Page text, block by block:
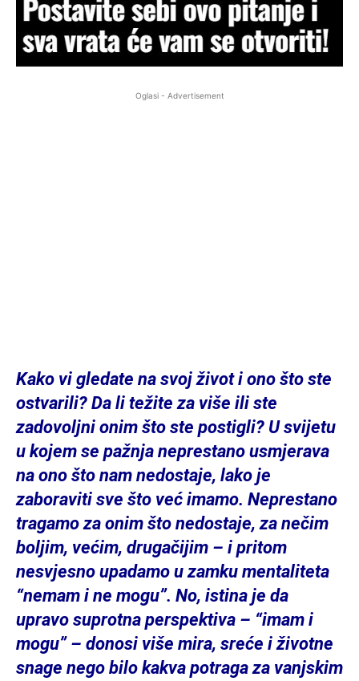
Oglasi - Advertisement
Kako vi gledate na svoj život i ono što ste
ostvarili? Da li težite za više ili ste
zadovoljni onim što ste postigli? U svijetu
u kojem se pažnja neprestano usmjerava
na ono što nam nedostaje, lako je
zaboraviti sve što već imamo. Neprestano
tragamo za onim što nedostaje, za nečim
boljim, većim, drugačijim – i pritom
nesvjesno upadamo u zamku mentaliteta
“nemam i ne mogu”. No, istina je da
upravo suprotna perspektiva – “imam i
mogu” – donosi više mira, sreće i životne
snage nego bilo kakva potraga za vanjskim